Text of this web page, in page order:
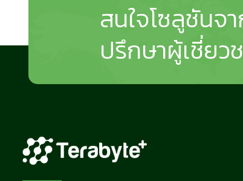
สนใจโซลูชันจ
ปรึกษาผู้เชี่ย